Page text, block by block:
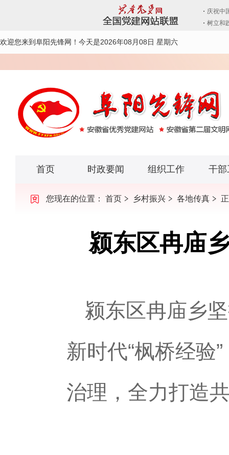
欢迎您来到阜阳先锋网！ 今天是2026年08月08日 星期六
首页 时政要闻 组织工作 干部
您现在的位置： 首页 乡村振兴 各地传真
颍东区冉庙
颍东区冉庙乡
新时代“枫桥经验
治理，全力打造